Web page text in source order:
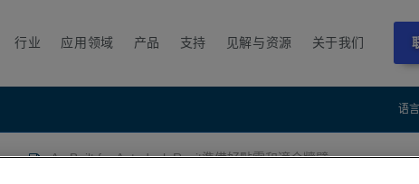
行业 应用领域 产品 支持 见解与资源 关于我们
语言
As-Built for Autodesk Revit準備好點雲和適合牆壁